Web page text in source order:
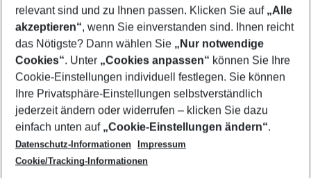
Footer
Footer navigation
Über uns
AGB
Cookie-Einstellungen ändern
Cookie-Richtlinie
Datenschutz
Service & Hilfe
Barrierefreies Reisen
Check-in
Folgen Sie uns
relevant sind und zu Ihnen passen. Klicken Sie auf „Alle
akzeptieren“, wenn Sie einverstanden sind. Ihnen reicht
das Nötigste? Dann wählen Sie „Nur notwendige
Cookies“. Unter „Cookies anpassen“ können Sie Ihre
Cookie-Einstellungen individuell festlegen. Sie können
Ihre Privatsphäre-Einstellungen selbstverständlich
jederzeit ändern oder widerrufen – klicken Sie dazu
einfach unten auf „Cookie-Einstellungen ändern“.
Datenschutz-Informationen
Impressum
Cookie/Tracking-Informationen